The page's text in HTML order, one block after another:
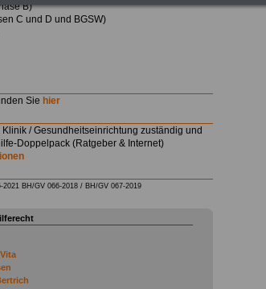
B)
C und D und BGSW)
Sie hier
/ Gesundheitseinrichtung zuständig und
Doppelpack (Ratgeber & Internet)
2021 BH/GV 066-2018/ BH/GV 067-2019